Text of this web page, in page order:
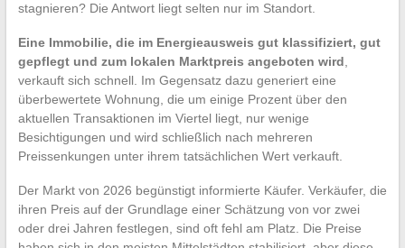
stagnieren? Die Antwort liegt selten nur im Standort.
Eine Immobilie, die im Energieausweis gut klassifiziert, gut
gepflegt und zum lokalen Marktpreis angeboten wird
verkauft sich schnell. Im Gegensatz dazu generiert eine
überbewertete Wohnung, die um einige Prozent über den
aktuellen Transaktionen im Viertel liegt, nur wenige
Besichtigungen und wird schließlich nach mehreren
Preissenkungen unter ihrem tatsächlichen Wert verkauft.
Der Markt von 2026 begünstigt informierte Käufer. Verkäufer, die
ihren Preis auf der Grundlage einer Schätzung von vor zwei
oder drei Jahren festlegen, sind oft fehl am Platz. Die Preise